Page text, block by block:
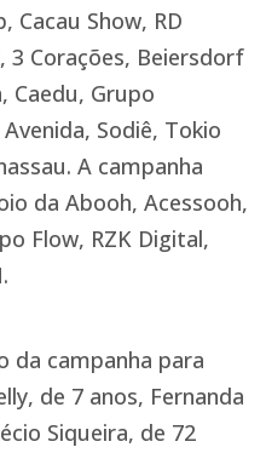
Cacau Show, RD
3 Corações, Beiersdorf
Caedu, Grupo
Sodiê, Tokio
A campanha
da Abooh, Acessooh,
Flow, RZK Digital,
da campanha para
de 7 anos, Fernanda
Siqueira, de 72